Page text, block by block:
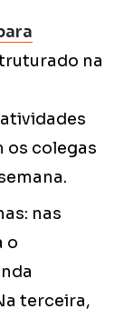
na
os colegas
nas
o
terceira,